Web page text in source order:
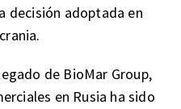
decisión adoptada en
de BioMar Group,
en Rusia ha sido